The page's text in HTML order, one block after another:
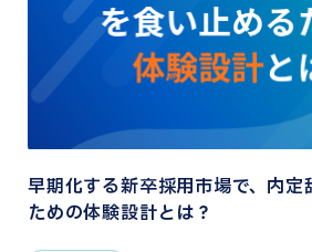
早期化する新卒採用市場で、内定
ための体験設計とは？